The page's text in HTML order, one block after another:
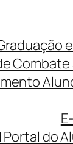
Portal do